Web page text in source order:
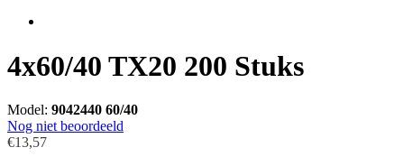
4x60/40 TX20 200 Stuks
Model: 9042440 60/40
Nog niet beoordeeld
€13,57